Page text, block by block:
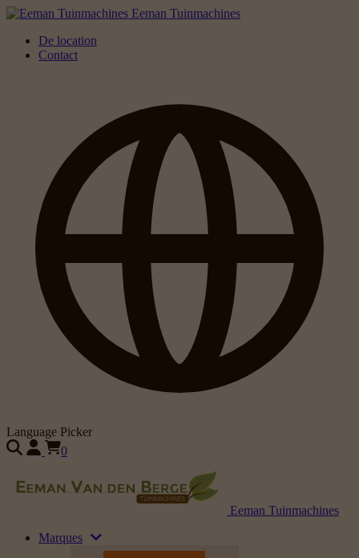
Eeman Tuinmachines
De location
Contact
Language Picker
0
Eeman Tuinmachines
Marques